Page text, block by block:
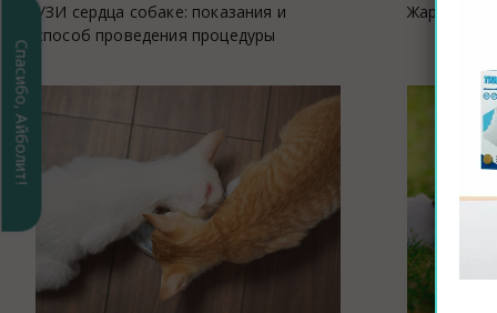
Спасибо, Айболит!
УЗИ сердца собаке: показания и
способ проведения процедуры
Жара и